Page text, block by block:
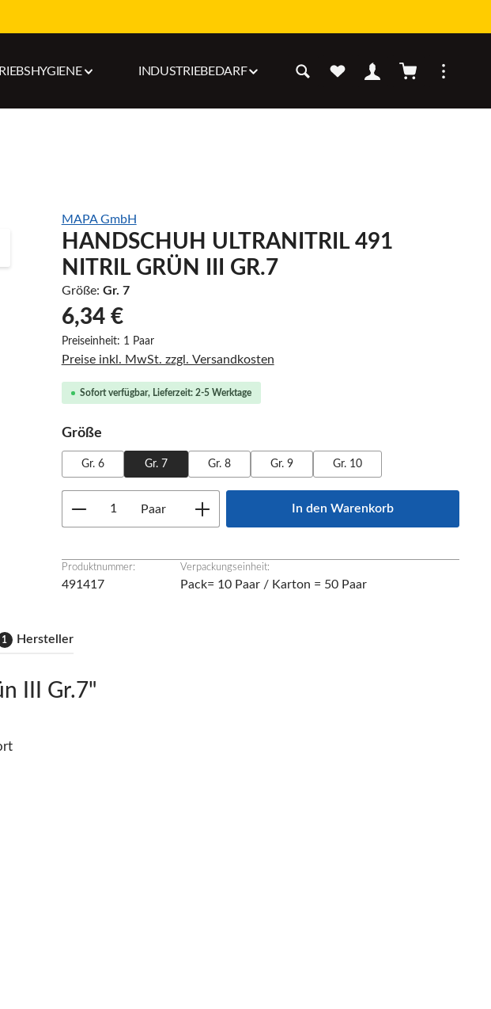
INDUSTRIEBEDARF
Warenkorb
MAPA GmbH
HANDSCHUH ULTRANITRIL 491
NITRIL GRÜN III GR.7
Größe: Gr. 7
6,34 €
Preiseinheit: 1 Paar
Preise inkl. MwSt. zzgl. Versandkosten
Sofort verfügbar, Lieferzeit: 2-5 Werktage
Größeauswählen
Gr. 6 Gr. 7 Gr. 8 Gr. 9 Gr. 10
Produkt Anzahl: Gib den gewünschten Wert ein
Paar In den Warenkorb
Produktnummer:
491417
Verpackungseinheit:
Pack= 10 Paar / Karton = 50 Paar
1 Hersteller
III Gr.7"